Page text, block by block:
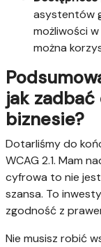
asystentów
możliwości
można
jak
biznesie?
Dotarliśmy do
WCAG 2.1. Mam
cyfrowa to nie
szansa. To
zgodność z
Nie musisz robić